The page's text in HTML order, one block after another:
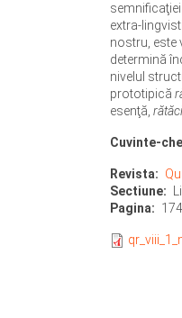
extra-
nostru, este
determină
nivelul
prototipică
esenţă,
Cuvinte-
Revista
Sectiune
Pagina
174